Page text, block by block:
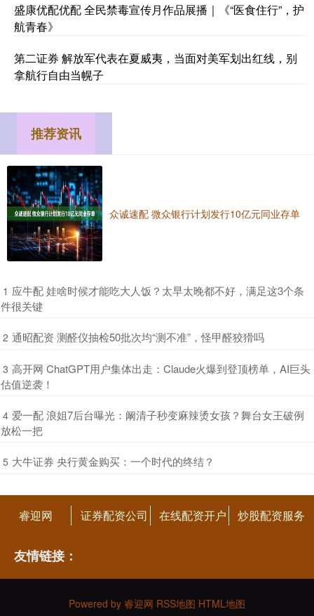
盛康优配优配 全民禁毒宣传月作品展播｜《“医食住行”，护
航青春》
第二证券 解放军代表在夏威夷，当面对美军划出红线，别
拿航行自由当幌子
推荐资讯
众诚速配 微众银行计划发行10亿元同业存单
1 ​应牛配 娃啥时候才能吃大人饭？太早太晚都不好，满足这3个条
件很关键
2 ​通昭配资 测醛仪抽检50批次均“测不准”，怪甲醛狡猾吗
3 ​高开网 ChatGPT用户集体出走：Claude火爆到登顶榜单，AI巨头
估值逆袭！
4 ​爱一配 浪姐7后台曝光：阚清子秒变麻辣烫女孩？舞台女王破例
放松一把
5 ​大牛证券 央行黄金购买：一个时代的终结？
睿迎网 证券配资公司 在线配资开户 炒股配资服务
友情链接：
Powered by 睿迎网 RSS地图 HTML地图